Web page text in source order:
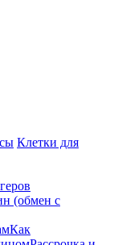
Клетки для
(обмен с
Как